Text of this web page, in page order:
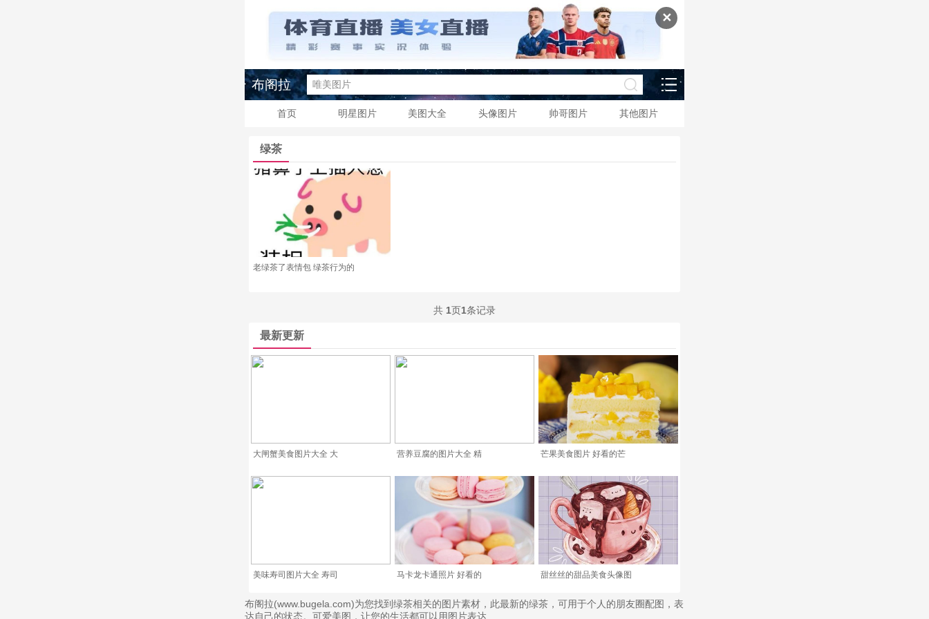
✕
布阁拉
首页 明星图片 美图大全 头像图片 帅哥图片 其他图片
绿茶
老绿茶了表情包 绿茶行为的
共 1页1条记录
最新更新
大闸蟹美食图片大全 大 营养豆腐的图片大全 精 芒果美食图片 好看的芒
美味寿司图片大全 寿司 马卡龙卡通照片 好看的 甜丝丝的甜品美食头像图
布阁拉(www.bugela.com)为您找到绿茶相关的图片素材，此最新的绿茶，可用于个人的朋友圈配图，表
达自己的状态。可爱美图，让您的生活都可以用图片表达